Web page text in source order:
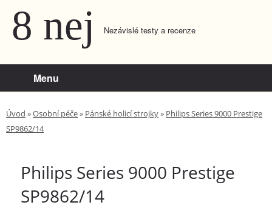
8 nej Nezávislé testy a recenze
Úvod »Osobní péče» Pánské holicí strojky» Philips Series 9000 Prestige
SP9862/14
Philips Series 9000 Prestige
SP9862/14
Menu